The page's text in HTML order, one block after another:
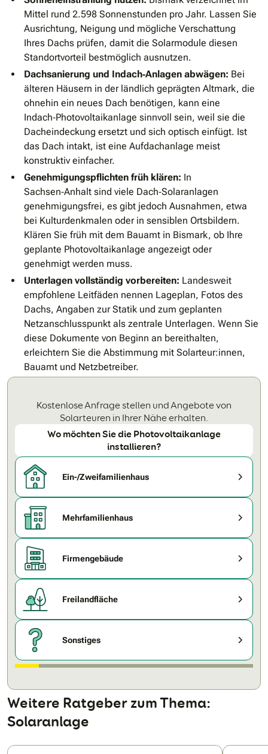
Mittel rund 2.598 Sonnenstunden pro Jahr. Lassen Sie
Ausrichtung, Neigung und mögliche Verschattung
Ihres Dachs prüfen, damit die Solarmodule diesen
Standortvorteil bestmöglich ausnutzen.
Dachsanierung und Indach‑Anlagen abwägen: Bei
älteren Häusern in der ländlich geprägten Altmark, die
ohnehin ein neues Dach benötigen, kann eine
Indach‑Photovoltaikanlage sinnvoll sein, weil sie die
Dacheindeckung ersetzt und sich optisch einfügt. Ist
das Dach intakt, ist eine Aufdachanlage meist
konstruktiv einfacher.
Genehmigungspflichten früh klären: In
Sachsen‑Anhalt sind viele Dach‑Solaranlagen
genehmigungsfrei, es gibt jedoch Ausnahmen, etwa
bei Kulturdenkmalen oder in sensiblen Ortsbildern.
Klären Sie früh mit dem Bauamt in Bismark, ob Ihre
geplante Photovoltaikanlage angezeigt oder
genehmigt werden muss.
Unterlagen vollständig vorbereiten: Landesweit
empfohlene Leitfäden nennen Lageplan, Fotos des
Dachs, Angaben zur Statik und zum geplanten
Netzanschlusspunkt als zentrale Unterlagen. Wenn Sie
diese Dokumente von Beginn an bereithalten,
erleichtern Sie die Abstimmung mit Solarteur:innen,
Bauamt und Netzbetreiber.
Kostenlose Anfrage stellen und Angebote von
Solarteuren in Ihrer Nähe erhalten.
Wo möchten Sie die Photovoltaikanlage
installieren?
Ein-/Zweifamilienhaus
Mehrfamilienhaus
Firmengebäude
Freilandfläche
Sonstiges
Weitere Ratgeber zum Thema:
Solaranlage